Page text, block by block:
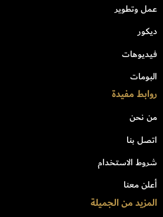
عمل وتطوير
ديكور
فيديوهات
البومات
روابط مفيدة
من نحن
اتصل بنا
شروط الاستخدام
أعلن معنا
المزيد من الجميلة